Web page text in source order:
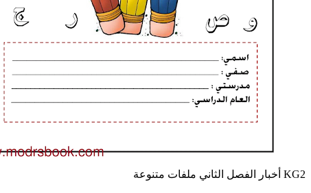
KG2 أخبار الفصل الثاني ملفات متنوعة